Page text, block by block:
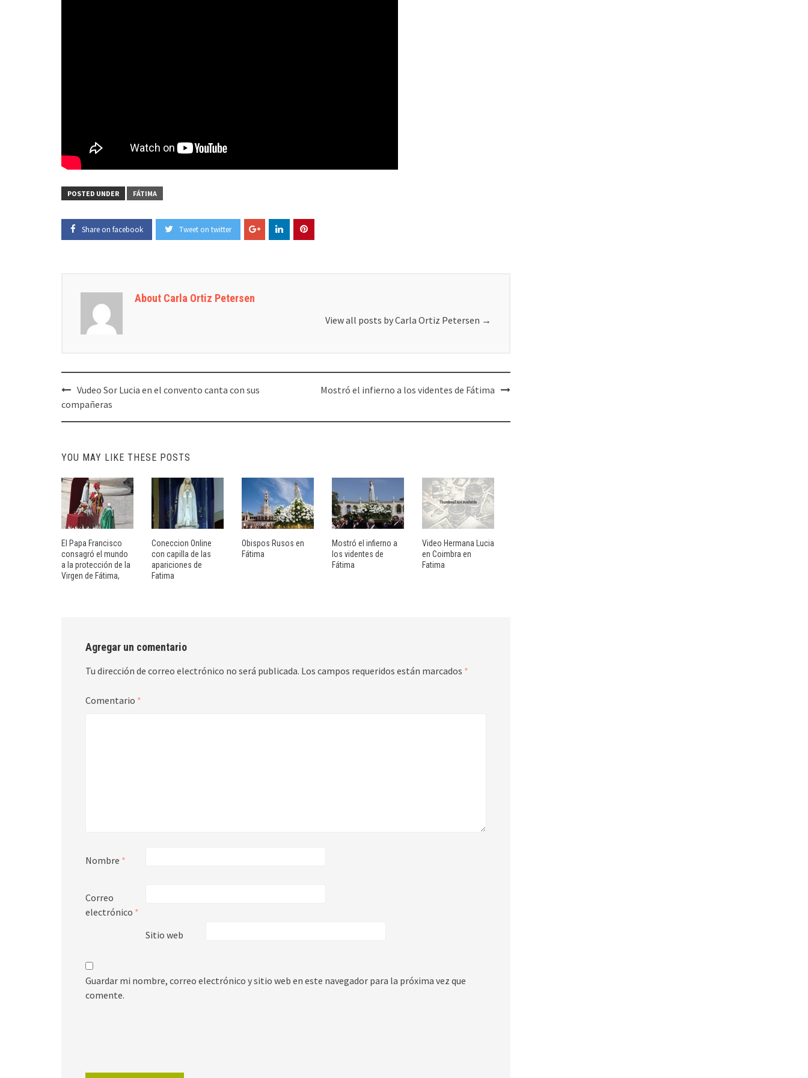
POSTED UNDER FÁTIMA
Share on facebook Tweet on twitter
About Carla Ortiz Petersen
View all posts by Carla Ortiz Petersen →
Post
navigation
Vudeo Sor Lucia en el convento canta con sus
compañeras
Mostró el infierno a los videntes de Fátima
YOU MAY LIKE THESE POSTS
El Papa Francisco
consagró el mundo
a la protección de la
Virgen de Fátima,
Coneccion Online
con capilla de las
apariciones de
Fatima
Obispos Rusos en
Fátima
Mostró el infierno a
los videntes de
Fátima
Video Hermana Lucia
en Coimbra en
Fatima
Agregar un comentario
Tu dirección de correo electrónico no será publicada. Los campos requeridos están marcados *
Comentario *
Nombre *
Correo
electrónico *
Sitio web
Guardar mi nombre, correo electrónico y sitio web en este navegador para la próxima vez que
comente.